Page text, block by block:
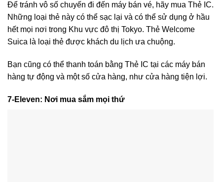
Để tránh vô số chuyến đi đến máy bán vé, hãy mua Thẻ IC.
Những loại thẻ này có thể sạc lại và có thể sử dụng ở hầu
hết mọi nơi trong Khu vực đô thị Tokyo. Thẻ Welcome
Suica là loại thẻ được khách du lịch ưa chuộng.
Bạn cũng có thể thanh toán bằng Thẻ IC tại các máy bán
hàng tự động và một số cửa hàng, như cửa hàng tiện lợi.
7-Eleven: Nơi mua sắm mọi thứ